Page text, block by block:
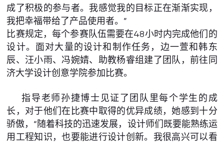
成了积极的参与者。我感觉我的目标正在渐渐实现，
我把幸福带给了产品使用者。”
比赛规定，每个参赛队伍需要在48小时内完成他们的
设计。面对大量的设计和制作任务，边一萱和韩东
辰、汪小雨、冯婉婧、助教杨睿组建了团队，前往同
济大学设计创意学院参加比赛。
指导老师孙捷博士见证了团队里每个学生的成
长，对于他们在比赛中取得的优异成绩，她感到十分
骄傲，“随着科技的迅速发展，设计师们既要能熟练运
用工程知识，也要能进行设计创新。我很高兴可以看